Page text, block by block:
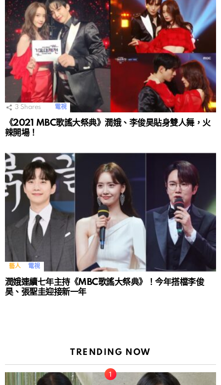
3 Shares 電視
《2021 MBC歌謠大祭典》潤娥、李俊昊貼身雙人舞，火
辣開場！
藝人 電視
潤娥連續七年主持《MBC歌謠大祭典》！今年搭檔李俊
昊、張聖圭迎接新一年
TRENDING NOW